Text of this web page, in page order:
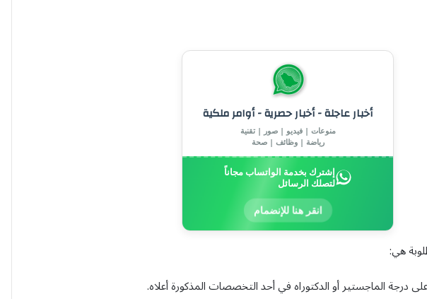
أخبار عاجلة - أخبار حصرية - أوامر ملكية
منوعات | فيديو | صور | تقنية
رياضة | وظائف | صحة
إشترك بخدمة الواتساب مجاناً
لتصلك الرسائل
انقر هنا للإنضمام
هي:
درجة الماجستير أو الدكتوراه في أحد التخصصات المذكورة أعلاه.